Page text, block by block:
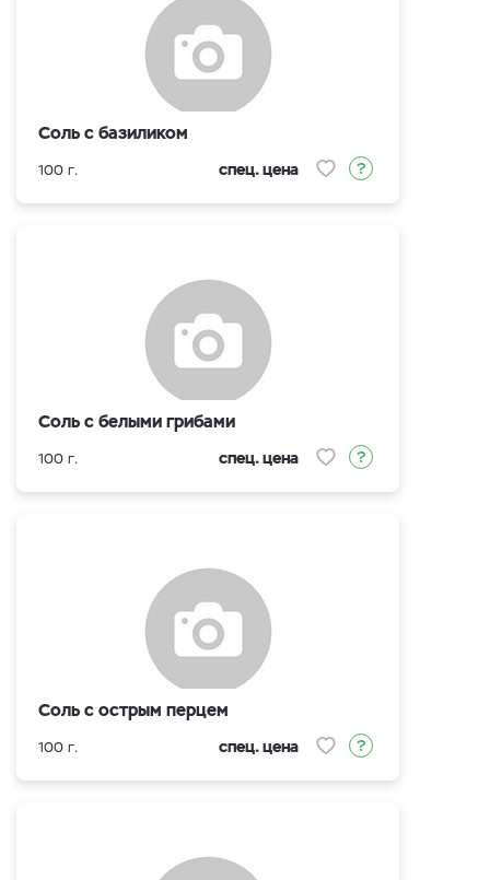
Соль с базиликом
100 г. спец. цена
Соль с белыми грибами
100 г. спец. цена
Соль с острым перцем
100 г. спец. цена